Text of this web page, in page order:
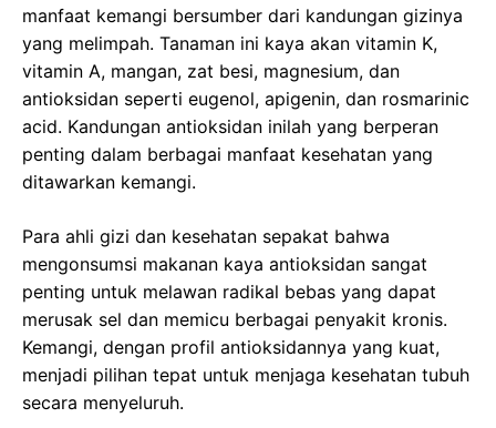
manfaat kemangi bersumber dari kandungan gizinya
yang melimpah. Tanaman ini kaya akan vitamin K,
vitamin A, mangan, zat besi, magnesium, dan
antioksidan seperti eugenol, apigenin, dan rosmarinic
acid. Kandungan antioksidan inilah yang berperan
penting dalam berbagai manfaat kesehatan yang
ditawarkan kemangi.
Para ahli gizi dan kesehatan sepakat bahwa
mengonsumsi makanan kaya antioksidan sangat
penting untuk melawan radikal bebas yang dapat
merusak sel dan memicu berbagai penyakit kronis.
Kemangi, dengan profil antioksidannya yang kuat,
menjadi pilihan tepat untuk menjaga kesehatan tubuh
secara menyeluruh.